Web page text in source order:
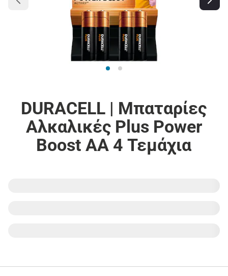
DURACELL | Μπαταρίες
Αλκαλικές Plus Power
Boost AA 4 Τεμάχια